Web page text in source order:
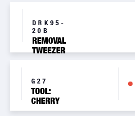
DRK95-
20B
REMOVAL
TWEEZER
G27
TOOL:
CHERRY
HAND